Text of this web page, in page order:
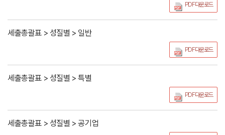
PDF다운로드
세출총괄표 > 성질별 > 일반
PDF다운로드
세출총괄표 > 성질별 > 특별
PDF다운로드
세출총괄표 > 성질별 > 공기업